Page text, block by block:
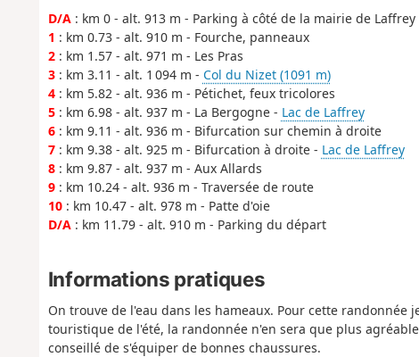
D/A: km 0 - alt. 913 m - Parking à côté de la mairie de Laffrey
1 : km 0.73 - alt. 910 m - Fourche, panneaux
2: km 1.57 - alt. 971 m - Les Pras
3: km 3.11 - alt. 1 094 m - Col du Nizet (1091 m)
4: km 5.82 - alt. 936 m - Pétichet, feux tricolores
5: km 6.98 - alt. 937 m - La Bergogne - Lac de Laffrey
6: km 9.11 - alt. 936 m - Bifurcation sur chemin à droite
7: km 9.38 - alt. 925 m - Bifurcation à droite - Lac de Laffrey
8: km 9.87 - alt. 937 m - Aux Allards
9: km 10.24 - alt. 936 m - Traversée de route
10: km 10.47 - alt. 978 m - Patte d'oie
D/A: km 11.79 - alt. 910 m - Parking du départ
Informations pratiques
On trouve de l'eau dans les hameaux. Pour cette
touristique de l'été, la randonnée n'en sera que plus
conseillé de s'équiper de bonnes chaussures.